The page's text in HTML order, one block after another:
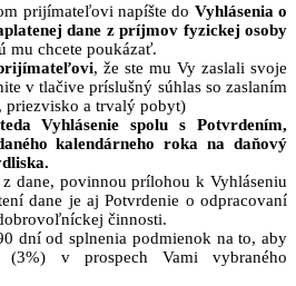
prijímateľovi napíšte do Vyhlásenia o
dane z príjmov fyzickej osoby
mu chcete poukázať.
, že ste mu Vy zaslali svoje
v tlačive príslušný súhlas so zaslaním
priezvisko a trvalý pobyt)
Vyhlásenie spolu s Potvrdením,
kalendárneho roka na daňový
dane, povinnou prílohou k Vyhláseniu
dane je aj Potvrdenie o odpracovaní
činnosti.
dní od splnenia podmienok na to, aby
(3%) v prospech Vami vybraného